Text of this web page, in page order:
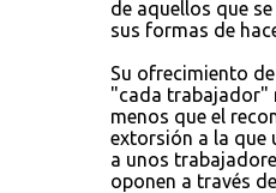
de aquellos que
sus formas de
Su ofrecimiento
"cada trabajador"
menos que el
extorsión a la que
a unos
oponen a través